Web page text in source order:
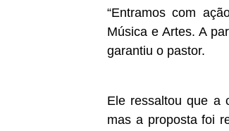
“Entramos com
Música e Artes. A
garantiu o pastor.
Ele ressaltou que a
mas a proposta foi